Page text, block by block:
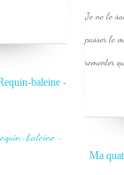
Je ne le
passer le
remonter
baleine -
Ma